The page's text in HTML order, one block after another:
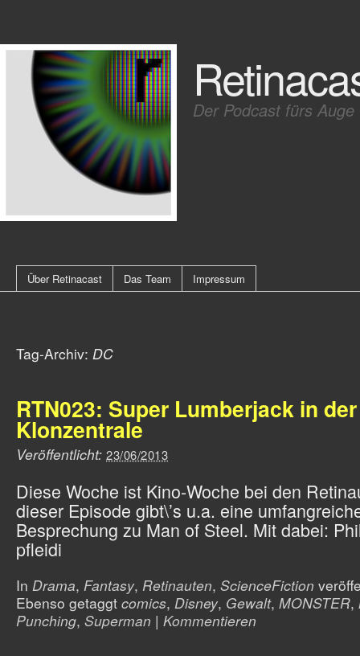
Der Podcast fürs Auge
Über Retinacast Das Team Impressum
Tag-Archiv: DC
RTN023: Super Lumberjack in der
Klonzentrale
Veröffentlicht: 23/06/2013
Diese Woche ist Kino-Woche bei den
dieser Episode gibt\’s u.a. eine
Besprechung zu Man of Steel. Mit dabei:
pfleidi
In Drama, Fantasy, Retinauten, ScienceFiction
Ebenso getaggt comics, Disney, Gewalt, MONSTER,
Punching, Superman | Kommentieren